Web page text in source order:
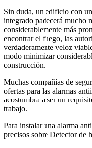
Sin duda, un edificio con
integrado padecerá mucho
considerablemente más
encontrar el fuego, las
verdaderamente veloz
modo minimizar
construcción.
Muchas compañías de
ofertas para las alarmas
acostumbra a ser un
trabajo.
Para instalar una alarma
precisos sobre Detector de